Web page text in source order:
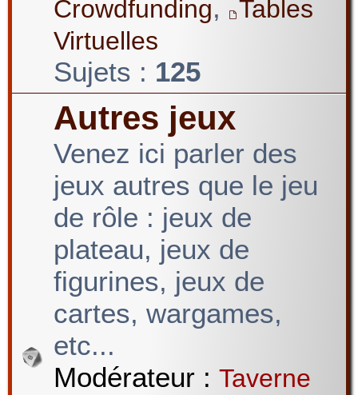
Crowdfunding,
Tables
Virtuelles
Sujets : 125
Autres jeux
Venez ici parler des
jeux autres que le jeu
de rôle : jeux de
plateau, jeux de
figurines, jeux de
cartes, wargames,
etc...
Modérateur : Taverne